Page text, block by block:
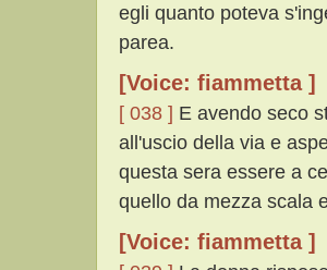
egli quanto poteva
parea.
[Voice: fiammetta ]
[ 038 ] E avendo seco
all'uscio della via e
questa sera essere a
quello da mezza scala
[Voice: fiammetta ]